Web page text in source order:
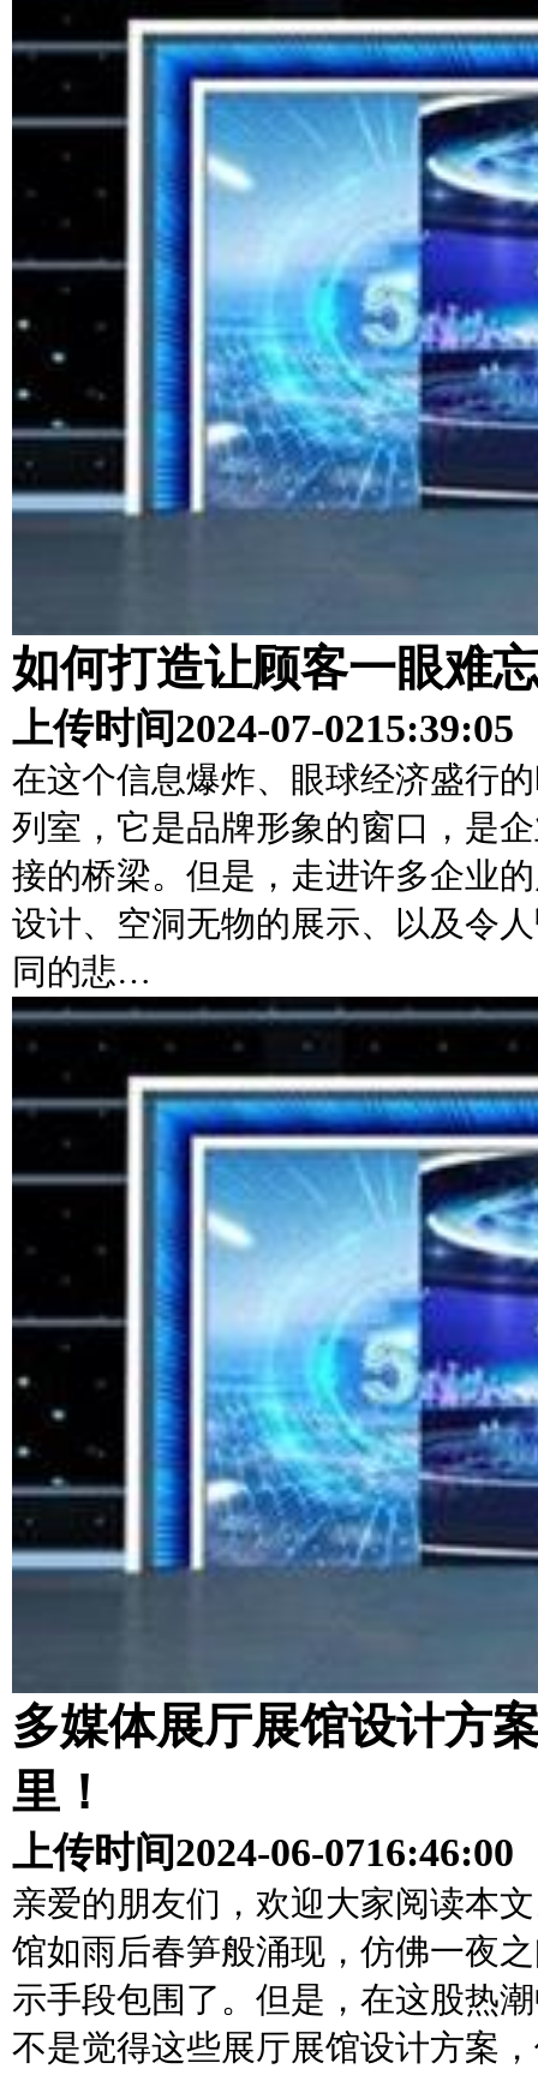
如何打造让顾客一眼难
上传时间2024-07-0215:39:05
在这个信息爆炸、眼球经济盛行
列室，它是品牌形象的窗口，是
接的桥梁。但是，走进许多企业
设计、空洞无物的展示、以及令
同的悲…
多媒体展厅展馆设计方
里！
上传时间2024-06-0716:46:00
亲爱的朋友们，欢迎大家阅读本
馆如雨后春笋般涌现，仿佛一夜
示手段包围了。但是，在这股热
不是觉得这些展厅展馆设计方案